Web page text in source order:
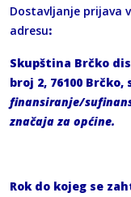
Dostavljanje prijava
adresu:
Skupština Brčko
broj 2, 76100 Brčko,
finansiranje/
značaja za općine.
Rok do kojeg se